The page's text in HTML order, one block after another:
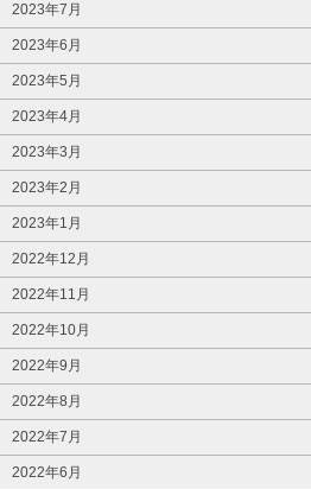
2023年7月
2023年6月
2023年5月
2023年4月
2023年3月
2023年2月
2023年1月
2022年12月
2022年11月
2022年10月
2022年9月
2022年8月
2022年7月
2022年6月